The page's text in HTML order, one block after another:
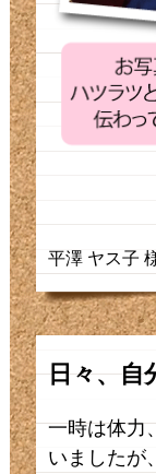
平澤 ヤス子
日々、自
一時は体力
いましたが